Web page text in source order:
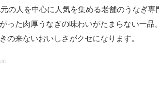
の人を中心に人気を集める老舗のうなぎ専
った肉厚うなぎの味わいがたまらない一品。
の来ないおいしさがクセになります。